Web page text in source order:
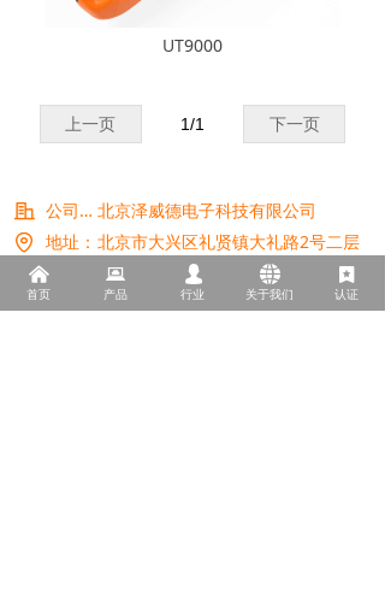
UT9000
上一页 下一页
1/1
公司名称：
北京泽威德电子科技有限公司
地址： 北京市大兴区礼贤镇大礼路2号二层
电话：
18610066978
QQ：
25001583
낀
首页
뀵
产品
넙
行业
뀁
关于我们
끈
认证